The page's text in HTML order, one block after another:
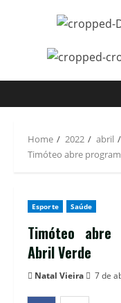
Home 2022 abril
Timóteo abre
Esporte Saúde
Timóteo abre
Abril Verde
Natal Vieira 7 de